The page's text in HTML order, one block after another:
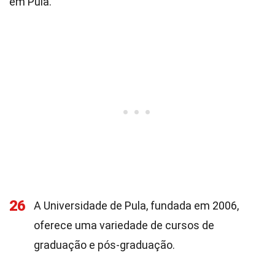
26
A Universidade de Pula, fundada em 2006,
oferece uma variedade de cursos de
graduação e pós-graduação.